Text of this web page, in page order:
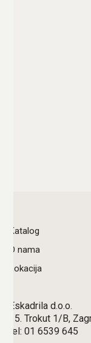
Katalog
O nama
Lokacija
Eskadrila d.o.o.
15. Trokut 1/B,
tel: 01 6539 645